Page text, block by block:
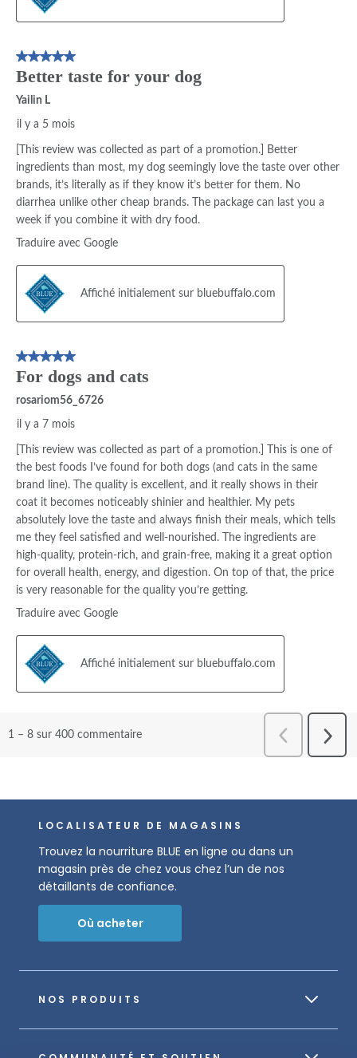
NOS PRODUITS
LOCALISATEUR DE MAGASINS
Trouvez la nourriture BLUE en ligne ou dans un
magasin près de chez vous chez l’un de nos
détaillants de confiance.
Où acheter